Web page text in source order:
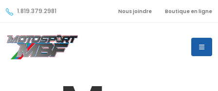
1.819.379.2981 Nous joindre Boutique en ligne